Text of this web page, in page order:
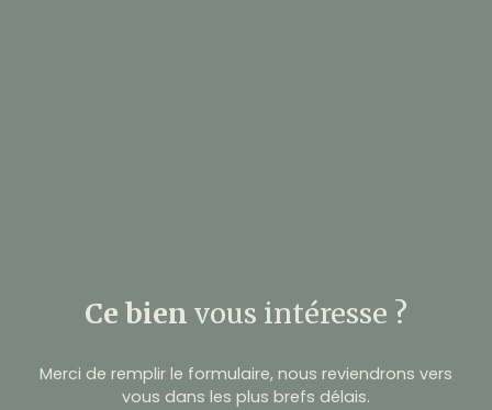
Ce bien vous intéresse ?
Merci de remplir le formulaire, nous reviendrons vers
vous dans les plus brefs délais.